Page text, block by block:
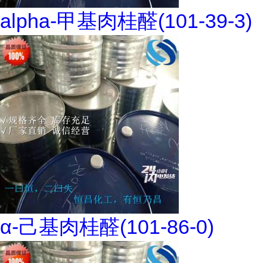
alpha-甲基肉桂醛(101-39-3)
α-己基肉桂醛(101-86-0)